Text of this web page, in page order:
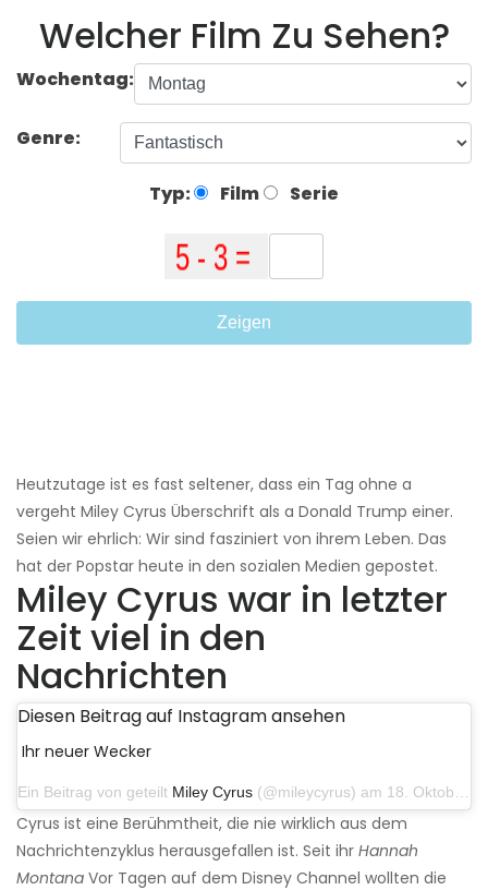
Welcher Film Zu Sehen?
Wochentag:
Genre:
Typ: Film Serie
Zeigen
Heutzutage ist es fast seltener, dass ein Tag ohne a
vergeht Miley Cyrus Überschrift als a Donald Trump einer.
Seien wir ehrlich: Wir sind fasziniert von ihrem Leben. Das
hat der Popstar heute in den sozialen Medien gepostet.
Miley Cyrus war in letzter
Zeit viel in den
Nachrichten
Diesen Beitrag auf Instagram ansehen
Ihr neuer Wecker
Ein Beitrag von geteilt Miley Cyrus (@mileycyrus) am 18. Oktober 2019 um 19:03 Uhr PDT
Cyrus ist eine Berühmtheit, die nie wirklich aus dem
Nachrichtenzyklus herausgefallen ist. Seit ihr Hannah
Montana Vor Tagen auf dem Disney Channel wollten die